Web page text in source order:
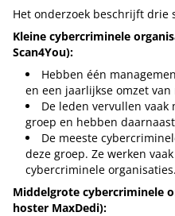
Het onderzoek beschrijft drie
Kleine cybercriminele
Scan4You):
Hebben één
en een jaarlijkse omzet
De leden vervullen
groep en hebben
De meeste
deze groep. Ze werken
cybercriminele organisaties.
Middelgrote cybercriminele
hoster MaxDedi):